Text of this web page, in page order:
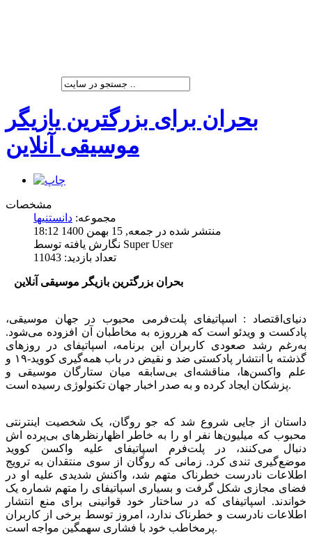
بحران برای بزرگترین یازیگر
موسیقی آنلاین
مشخصات
مجموعه: دانستنیها
منتشر شده در جمعه, 15 بهمن 1400 18:12
نگارش یافته توسط Super User
تعداد بازدید: 11043
بحران بزرگ‏ترین بازیگر موسیقی آنلاین
دنیای‌اقتصاد : اسپاتیفای پلت‌فرمی محبوب در جهان موسیقی،
پادکست و ویدئو است که هرروزه به مخاطبان آن افزوده می‌شود.
به‌رغم رشد صعودی کاربران این برنامه، اسپاتیفای در روزهای
گذشته با انتشار پادکستی ضد و نقیض در باب همه‌گیری کووید-۱۹ و
علم واکسن‌ها، مناقشه‌ای بی‌سابقه میان ستارگان موسیقی و
پزشکان ایجاد کرده و به صدر اخبار جهان تکنولوژی رسیده است.
داستان از جایی شروع شد که جو روگان، یک شخصیت اینترنتی
محبوب که میلیون‌ها نفر او را به خاطر اظهارنظرهای بی‌پرده ‌اش
دنبال می‌کنند، در پلت‌فرم اسپاتیفای علیه واکسن کووید
موضع‌گیری تندی کرد. زمانی که روگان از سوی منتقدان به ترویج
اطلاعات نادرست خطرناک متهم شد، واکنش شدیدی علیه او در
فضای مجازی شکل گرفت و بسیاری اسپاتیفای را متهم شماره یک
خواندند. اسپاتیفای که در ساختار خود قوانینی برای منع انتشار
اطلاعات نادرست و خطرناک ندارد، امروز توسط برخی از کاربران
پرمخاطب خود با فشاری سهمگین مواجه است.